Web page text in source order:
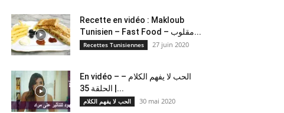
Recette en vidéo : Makloub
Tunisien – Fast Food – مقلوب...
Recettes Tunisiennes 27 juin 2020
En vidéo – الحب لا يفهم الكلام –
الحلقة 35 |...
الحب لا يفهم الكلام 30 mai 2020